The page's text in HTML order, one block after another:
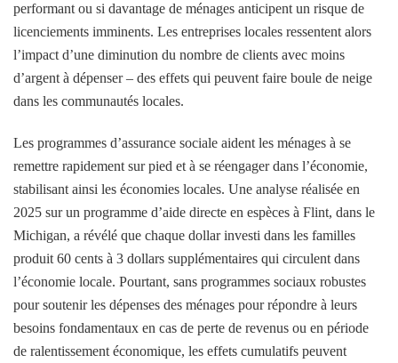
performant ou si davantage de ménages anticipent un risque de
licenciements imminents. Les entreprises locales ressentent alors
l’impact d’une diminution du nombre de clients avec moins
d’argent à dépenser – des effets qui peuvent faire boule de neige
dans les communautés locales.
Les programmes d’assurance sociale aident les ménages à se
remettre rapidement sur pied et à se réengager dans l’économie,
stabilisant ainsi les économies locales. Une analyse réalisée en
2025 sur un programme d’aide directe en espèces à Flint, dans le
Michigan, a révélé que chaque dollar investi dans les familles
produit 60 cents à 3 dollars supplémentaires qui circulent dans
l’économie locale. Pourtant, sans programmes sociaux robustes
pour soutenir les dépenses des ménages pour répondre à leurs
besoins fondamentaux en cas de perte de revenus ou en période
de ralentissement économique, les effets cumulatifs peuvent